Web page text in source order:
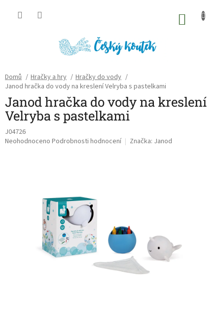
Domů / Hračky a hry / Hračky do vody /
Janod hračka do vody na kreslení Velryba s pastelkami
Janod hračka do vody na kreslení
Velryba s pastelkami
J04726
Průměrné
Neohodnoceno Podrobnosti hodnocení Značka: Janod